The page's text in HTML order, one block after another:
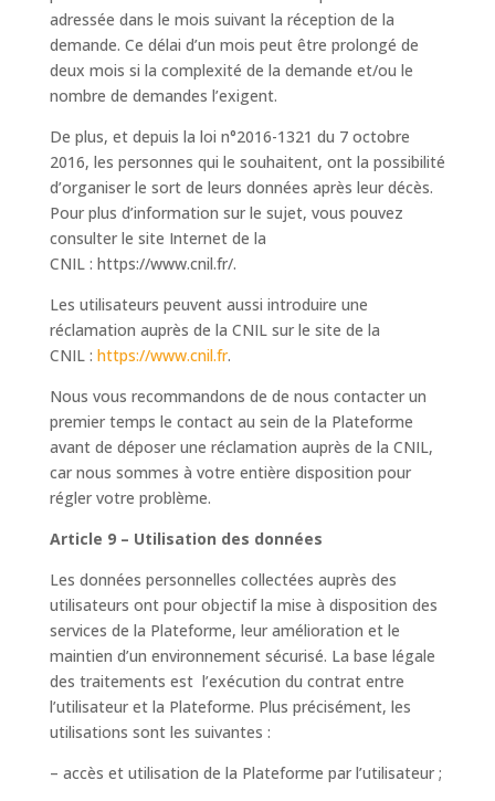
adressée dans le mois suivant la réception de la
demande. Ce délai d’un mois peut être prolongé de
deux mois si la complexité de la demande et/ou le
nombre de demandes l’exigent.
De plus, et depuis la loi n°2016-1321 du 7 octobre
2016, les personnes qui le souhaitent, ont la possibilité
d’organiser le sort de leurs données après leur décès.
Pour plus d’information sur le sujet, vous pouvez
consulter le site Internet de la
CNIL : https://www.cnil.fr/.
Les utilisateurs peuvent aussi introduire une
réclamation auprès de la CNIL sur le site de la
CNIL : https://www.cnil.fr.
Nous vous recommandons de de nous contacter un
premier temps le contact au sein de la Plateforme
avant de déposer une réclamation auprès de la CNIL,
car nous sommes à votre entière disposition pour
régler votre problème.
Article 9 – Utilisation des données
Les données personnelles collectées auprès des
utilisateurs ont pour objectif la mise à disposition des
services de la Plateforme, leur amélioration et le
maintien d’un environnement sécurisé. La base légale
des traitements est l’exécution du contrat entre
l’utilisateur et la Plateforme. Plus précisément, les
utilisations sont les suivantes :
– accès et utilisation de la Plateforme par l’utilisateur ;